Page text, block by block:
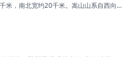
米，南北宽约20千米。嵩山山系自西向东
寨山、嵩山主峰（峻极峰）、五指岭和